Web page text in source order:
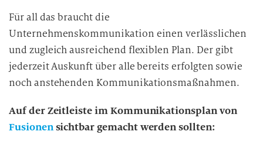
Für all das braucht die
Unternehmenskommunikation einen verlässlichen
und zugleich ausreichend flexiblen Plan. Der gibt
jederzeit Auskunft über alle bereits erfolgten sowie
noch anstehenden Kommunikationsmaßnahmen.
Auf der Zeitleiste im Kommunikationsplan von
Fusionensichtbar gemacht werden sollten: